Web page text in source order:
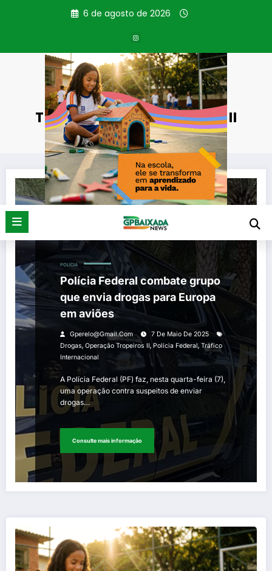
6 de agosto de 2026
Tag: Operação Tropeiros II
Página inicial Operação Tropeiros II
POLÍCIA
Polícia Federal combate grupo
que envia drogas para Europa
em aviões
Gperelo@gmail.com
7 De Maio De 2025
Drogas, Operação Tropeiros II, Polícia Federal, Tráfico
Internacional
A Polícia Federal (PF) faz, nesta quarta-feira (7),
uma operação contra suspeitos de enviar
drogas…
Consulte mais informação